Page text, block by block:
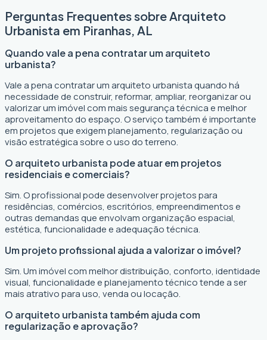
Perguntas Frequentes sobre Arquiteto
Urbanista em Piranhas, AL
Quando vale a pena contratar um arquiteto
urbanista?
Vale a pena contratar um arquiteto urbanista quando há
necessidade de construir, reformar, ampliar, reorganizar ou
valorizar um imóvel com mais segurança técnica e melhor
aproveitamento do espaço. O serviço também é importante
em projetos que exigem planejamento, regularização ou
visão estratégica sobre o uso do terreno.
O arquiteto urbanista pode atuar em projetos
residenciais e comerciais?
Sim. O profissional pode desenvolver projetos para
residências, comércios, escritórios, empreendimentos e
outras demandas que envolvam organização espacial,
estética, funcionalidade e adequação técnica.
Um projeto profissional ajuda a valorizar o imóvel?
Sim. Um imóvel com melhor distribuição, conforto, identidade
visual, funcionalidade e planejamento técnico tende a ser
mais atrativo para uso, venda ou locação.
O arquiteto urbanista também ajuda com
regularização e aprovação?